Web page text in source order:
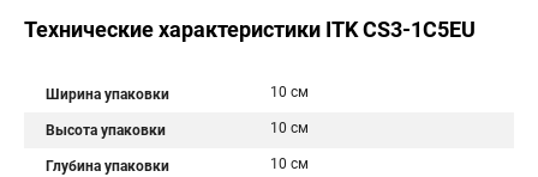
Технические характеристики ITK CS3-1C5EU
Ширина упаковки 10 см
Высота упаковки 10 см
Глубина упаковки 10 см